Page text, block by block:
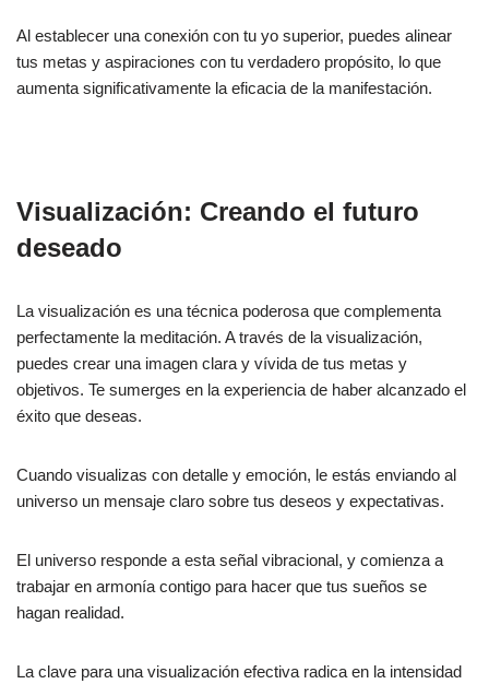
Al establecer una conexión con tu yo superior, puedes alinear
tus metas y aspiraciones con tu verdadero propósito, lo que
aumenta significativamente la eficacia de la manifestación.
Visualización: Creando el futuro
deseado
La visualización es una técnica poderosa que complementa
perfectamente la meditación. A través de la visualización,
puedes crear una imagen clara y vívida de tus metas y
objetivos. Te sumerges en la experiencia de haber alcanzado el
éxito que deseas.
Cuando visualizas con detalle y emoción, le estás enviando al
universo un mensaje claro sobre tus deseos y expectativas.
El universo responde a esta señal vibracional, y comienza a
trabajar en armonía contigo para hacer que tus sueños se
hagan realidad.
La clave para una visualización efectiva radica en la intensidad